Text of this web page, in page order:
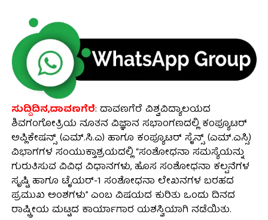
ಸುದ್ದಿದಿನ,ದಾವಣಗೆರೆ: ದಾವಣಗೆರೆ ವಿಶ್ವವಿದ್ಯಾಲಯದ
ಶಿವಗಂಗೋತ್ರಿಯ ನೂತನ ವಿಜ್ಞಾನ ಸಭಾಂಗಣದಲ್ಲಿ ಕಂಪ್ಯೂಟರ್
ಅಪ್ಲಿಕೇಷನ್ಸ್ (ಎಮ್.ಸಿ.ಎ) ಹಾಗೂ ಕಂಪ್ಯೂಟರ್ ಸೈನ್ಸ್ (ಎಮ್.ಎಸ್ಸಿ)
ವಿಭಾಗಗಳ ಸಂಯುಕ್ತಾಶ್ರಯದಲ್ಲಿ “ಸಂಶೋಧನಾ ಸಮಸ್ಯೆಯನ್ನು
ಗುರುತಿಸುವ ವಿವಿಧ ವಿಧಾನಗಳು, ಹೊಸ ಸಂಶೋಧನಾ ಕಲ್ಪನೆಗಳ
ಸೃಷ್ಟಿ ಹಾಗೂ ಟೈಯರ್-1 ಸಂಶೋಧನಾ ಲೇಖನಗಳ ಬರಹದ
ಪ್ರಮುಖ ಅಂಶಗಳು” ಎಂಬ ವಿಷಯದ ಕುರಿತು ಒಂದು ದಿನದ
ರಾಷ್ಟ್ರೀಯ ಮಟ್ಟದ ಕಾರ್ಯಾಗಾರ ಯಶಸ್ವಿಯಾಗಿ ನಡೆಯಿತು.